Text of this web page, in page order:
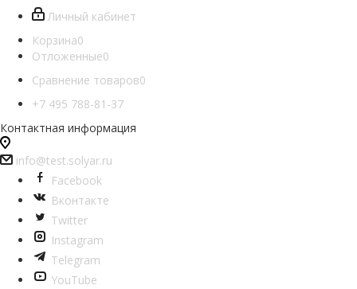
Личный кабинет
Корзина0
Отложенные0
Сравнение товаров0
+7 495 788-81-37
Контактная информация
info@test.solyar.ru
Facebook
Вконтакте
Twitter
Instagram
Telegram
YouTube